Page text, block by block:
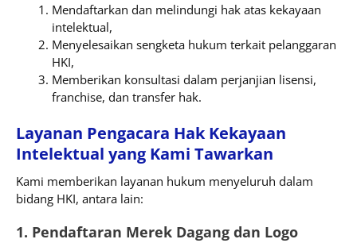
Mendaftarkan dan melindungi hak atas kekayaan
intelektual,
Menyelesaikan sengketa hukum terkait pelanggaran
HKI,
Memberikan konsultasi dalam perjanjian lisensi,
franchise, dan transfer hak.
Layanan Pengacara Hak Kekayaan
Intelektual yang Kami Tawarkan
Kami memberikan layanan hukum menyeluruh dalam
bidang HKI, antara lain:
1. Pendaftaran Merek Dagang dan Logo